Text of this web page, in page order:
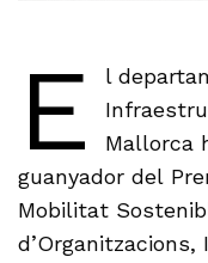
E
l
Mallorca
guanyador del
Mobilitat